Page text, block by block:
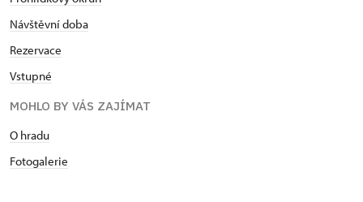
Návštěvní doba
Rezervace
Vstupné
MOHLO BY VÁS ZAJÍMAT
O hradu
Fotogalerie